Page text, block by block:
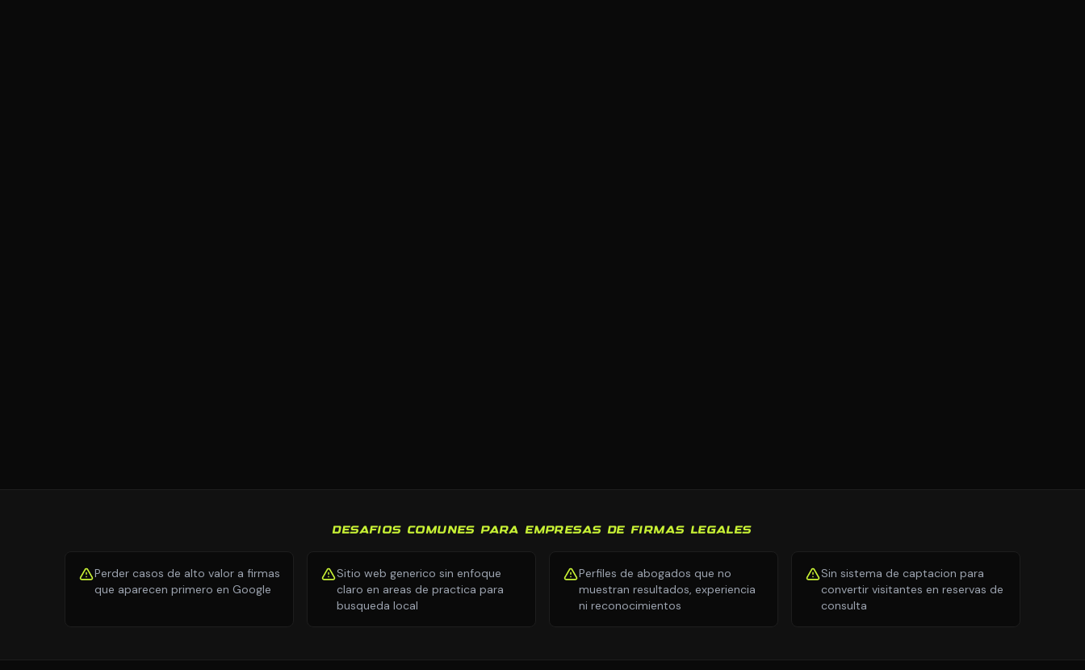
DESAFIOS COMUNES PARA EMPRESAS DE FIRMAS LEGALES
Perder casos de alto valor a firmas
que aparecen primero en Google
Sitio web generico sin enfoque
claro en areas de practica para
busqueda local
Perfiles de abogados que no
muestran resultados, experiencia
ni reconocimientos
Sin sistema de captacion para
convertir visitantes en reservas de
consulta